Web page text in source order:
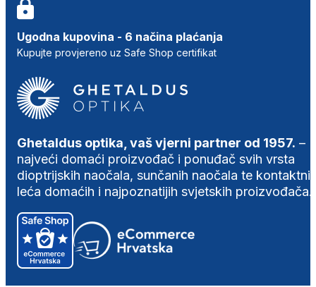
Ugodna kupovina - 6 načina plaćanja
Kupujte provjereno uz Safe Shop certifikat
Ghetaldus optika, vaš vjerni partner od 1957. –
najveći domaći proizvođač i ponuđač svih vrsta
dioptrijskih naočala, sunčanih naočala te
leća domaćih i najpoznatijih svjetskih proizvođača.